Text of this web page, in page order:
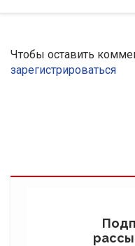
Чтобы оставить
зарегистрироваться